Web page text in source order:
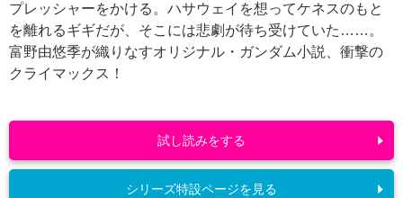
プレッシャーをかける。ハサウェイを想ってケネスのもと
を離れるギギだが、そこには悲劇が待ち受けていた……。
富野由悠季が織りなすオリジナル・ガンダム小説、衝撃の
クライマックス！
試し読みをする
シリーズ特設ページを見る